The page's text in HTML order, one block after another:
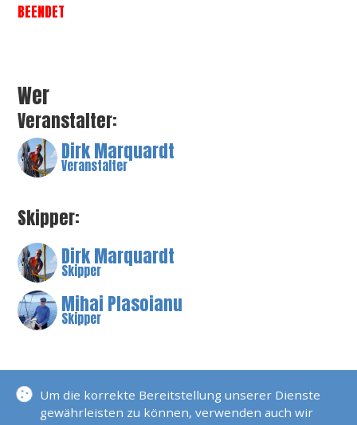
BEENDET
Wer
Veranstalter:
Dirk Marquardt
Veranstalter
Skipper:
Dirk Marquardt
Skipper
Mihai Plasoianu
Skipper
BESCHREIBUNG
Um die korrekte Bereitstellung unserer Dienste
gewährleisten zu können, verwenden auch wir